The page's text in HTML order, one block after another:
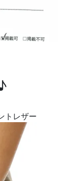
トレザー